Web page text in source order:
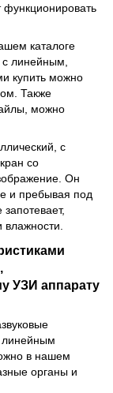
каталоге
линейным,
купить можно
Также
можно
с
со
Он
и пребывая под
влажности.
УЗИ аппарату
линейным
в нашем
органы и